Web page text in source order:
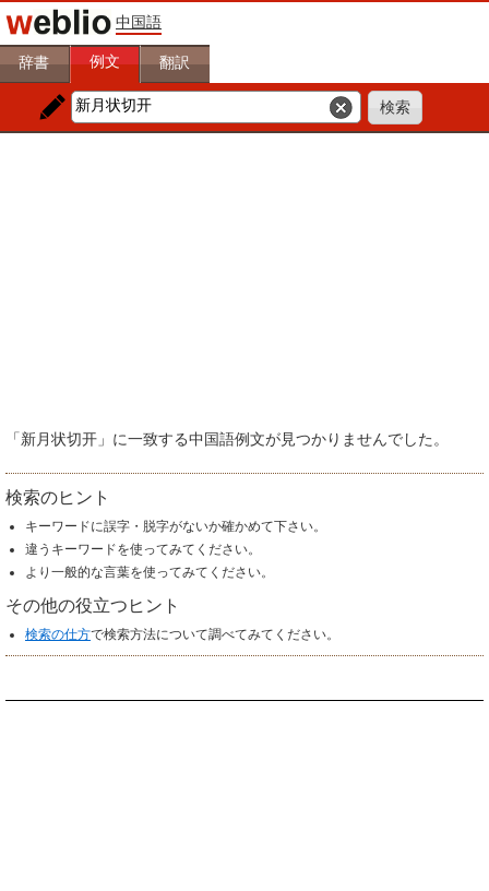
中国語
辞書 例文 翻訳
「新月状切开」に一致する中国語例文が見つかりませんでした。
検索のヒント
キーワードに誤字・脱字がないか確かめて下さい。
違うキーワードを使ってみてください。
より一般的な言葉を使ってみてください。
その他の役立つヒント
検索の仕方で検索方法について調べてみてください。